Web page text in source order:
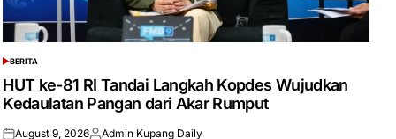
POSTED
IN
BERITA
HUT ke-81 RI Tandai Langkah Kopdes Wujudkan
Kedaulatan Pangan dari Akar Rumput
August 9, 2026 Admin Kupang Daily